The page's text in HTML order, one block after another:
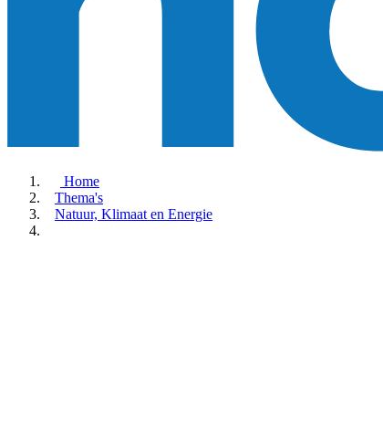
Home
Thema's
Natuur, Klimaat en Energie